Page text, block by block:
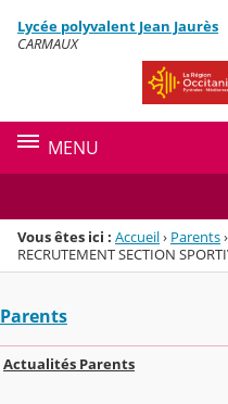
Menu de la rubrique
Contenu
Lycée polyvalent Jean Jaurès
CARMAUX
MENU
Vous êtes ici : Accueil› Parents›
RECRUTEMENT SECTION
Parents
Actualités Parents